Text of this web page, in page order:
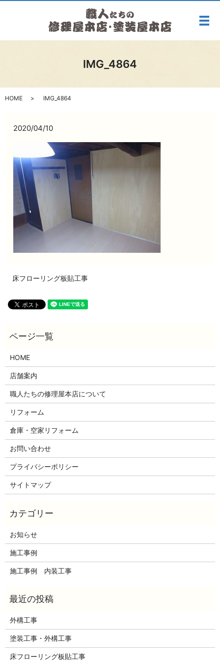
メ
IMG_4864
HOME IMG_4864
2020/04/10
床フローリング板貼工事
HOME
店舗案内
職人たちの修理屋本店について
リフォーム
倉庫・空家リフォーム
お問い合わせ
プライバシーポリシー
サイトマップ
お知らせ
施工事例
施工事例 内装工事
外構工事
塗装工事・外構工事
床フローリング板貼工事